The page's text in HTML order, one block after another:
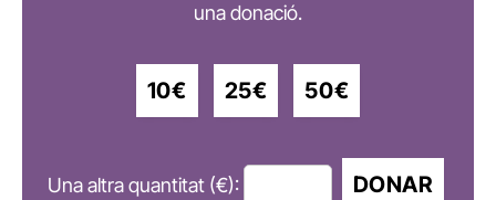
una donació.
10€ 25€ 50€
Una altra quantitat (€): DONAR